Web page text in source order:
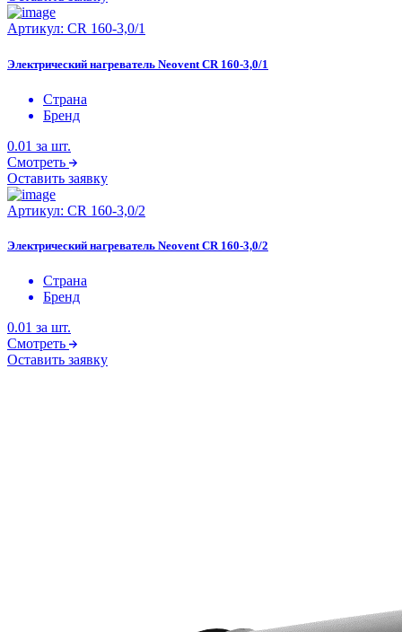
Артикул: CR 160-3,0/1
Электрический нагреватель Neovent CR 160-3,0/1
Страна
Бренд
0.01 за шт.
Смотреть
Оставить заявку
Артикул: CR 160-3,0/2
Электрический нагреватель Neovent CR 160-3,0/2
Страна
Бренд
0.01 за шт.
Смотреть
Оставить заявку